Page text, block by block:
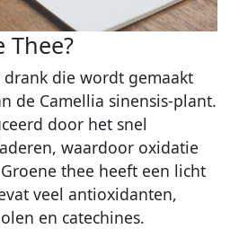
Thee?
drank die wordt gemaakt
de Camellia sinensis-plant.
door het snel
waardoor oxidatie
thee heeft een licht
veel antioxidanten,
en catechines.